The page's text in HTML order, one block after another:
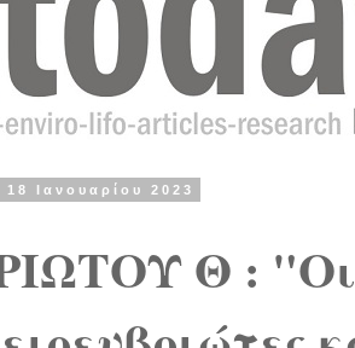
18 Ιανουαρίου 2023
Θ : "Οι